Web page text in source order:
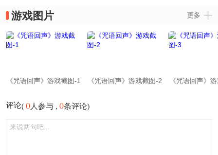
游戏图片 更多
《咒语回声》游戏截图-1 《咒语回声》游戏截图-2 《咒语回声》
评论( 0人参与 , 0条评论)